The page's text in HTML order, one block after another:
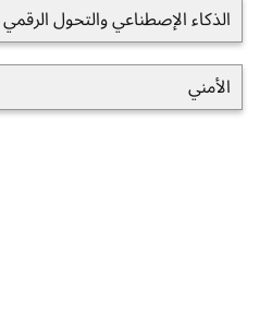
الذكاء الإصطناعي والتحول الرقمي
الأمني